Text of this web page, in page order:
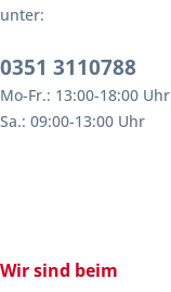
unter:
0351 3110788
Mo-Fr.: 13:00-18:00 Uhr
Sa.: 09:00-13:00 Uhr
Wir sind beim